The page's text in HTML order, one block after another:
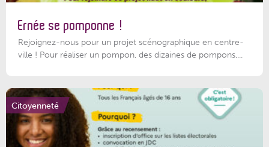
Ernée se pomponne !
Rejoignez-nous pour un projet scénographique en centre-
ville ! Pour réaliser un pompon, des dizaines de pompons,...
Citoyenneté